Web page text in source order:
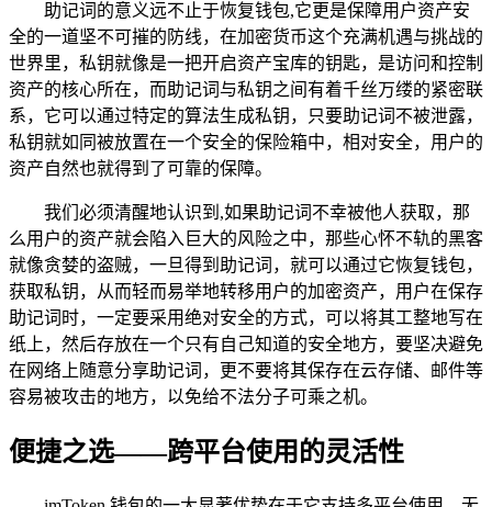
助记词的意义远不止于恢复钱包,它更是保障用户资产安
全的一道坚不可摧的防线，在加密货币这个充满机遇与挑战的
世界里，私钥就像是一把开启资产宝库的钥匙，是访问和控制
资产的核心所在，而助记词与私钥之间有着千丝万缕的紧密联
系，它可以通过特定的算法生成私钥，只要助记词不被泄露，
私钥就如同被放置在一个安全的保险箱中，相对安全，用户的
资产自然也就得到了可靠的保障。
我们必须清醒地认识到,如果助记词不幸被他人获取，那
么用户的资产就会陷入巨大的风险之中，那些心怀不轨的黑客
就像贪婪的盗贼，一旦得到助记词，就可以通过它恢复钱包，
获取私钥，从而轻而易举地转移用户的加密资产，用户在保存
助记词时，一定要采用绝对安全的方式，可以将其工整地写在
纸上，然后存放在一个只有自己知道的安全地方，要坚决避免
在网络上随意分享助记词，更不要将其保存在云存储、邮件等
容易被攻击的地方，以免给不法分子可乘之机。
便捷之选——跨平台使用的灵活性